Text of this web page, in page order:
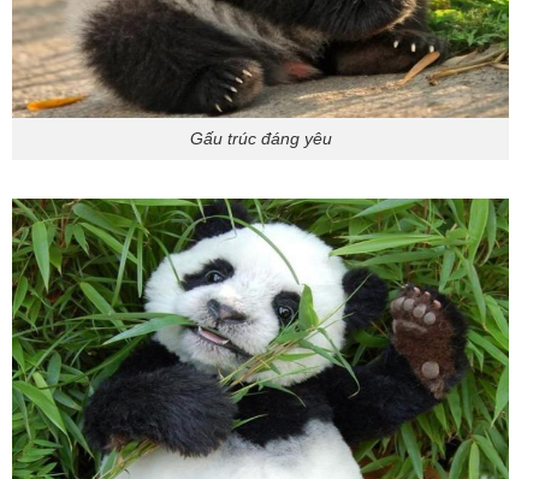
Gấu trúc đáng yêu